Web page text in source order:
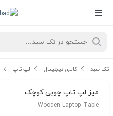
تک سبد کالای دیجیتال لپ تاپ
میز لپ تاپ چوبی کوچک
Wooden Laptop Table